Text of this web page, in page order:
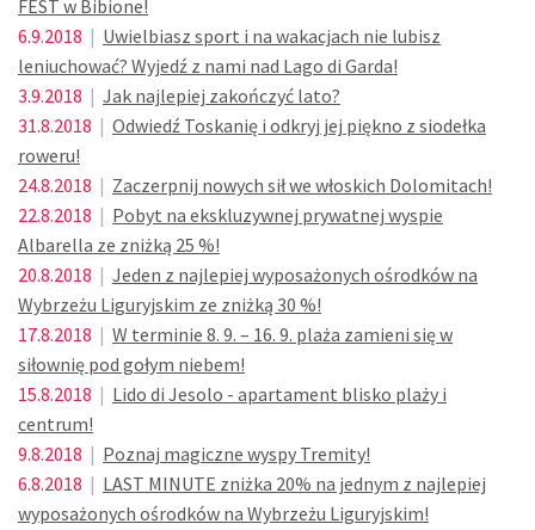
FEST w Bibione!
6.9.2018 | Uwielbiasz sport i na wakacjach nie lubisz
leniuchować? Wyjedź z nami nad Lago di Garda!
3.9.2018 | Jak najlepiej zakończyć lato?
31.8.2018 | Odwiedź Toskanię i odkryj jej piękno z siodełka
roweru!
24.8.2018 | Zaczerpnij nowych sił we włoskich Dolomitach!
22.8.2018 | Pobyt na ekskluzywnej prywatnej wyspie
Albarella ze zniżką 25 %!
20.8.2018 | Jeden z najlepiej wyposażonych ośrodków na
Wybrzeżu Liguryjskim ze zniżką 30 %!
17.8.2018 | W terminie 8. 9. – 16. 9. plaża zamieni się w
siłownię pod gołym niebem!
15.8.2018 | Lido di Jesolo - apartament blisko plaży i
centrum!
9.8.2018 | Poznaj magiczne wyspy Tremity!
6.8.2018 | LAST MINUTE zniżka 20% na jednym z najlepiej
wyposażonych ośrodków na Wybrzeżu Liguryjskim!